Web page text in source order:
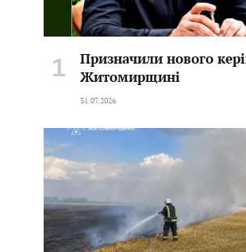
Призначили нового
Житомирщині
31.07.2026